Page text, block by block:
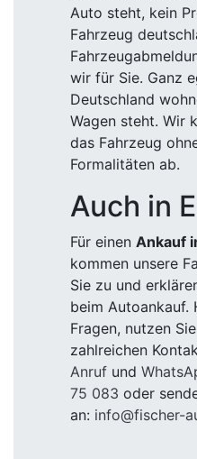
Auto steht, kein
Fahrzeug
wir für Sie. Ganz
Deutschland
Wagen steht. Wir
das Fahrzeug
Formalitäten ab.
Auch in
Für einen Ankauf
kommen unsere
Sie zu und
beim Autoankauf.
Fragen, nutzen
zahlreichen
Anruf und
75 083 oder
an: info@fischer-